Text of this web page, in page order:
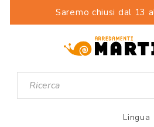
Saremo chiusi dal 13
Lingua